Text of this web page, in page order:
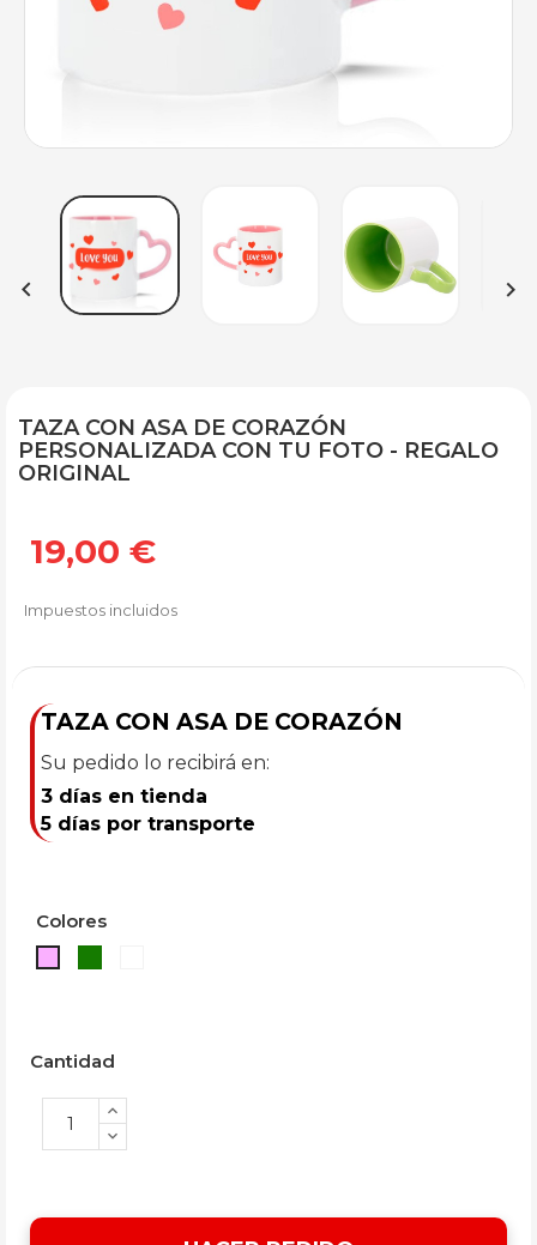
 
TAZA CON ASA DE CORAZÓN
PERSONALIZADA CON TU FOTO - REGALO
ORIGINAL
19,00 €
Impuestos incluidos
TAZA CON ASA DE CORAZÓN
Su pedido lo recibirá en:
3 días en tienda
5 días por transporte
Colores
Rosa
Cantidad